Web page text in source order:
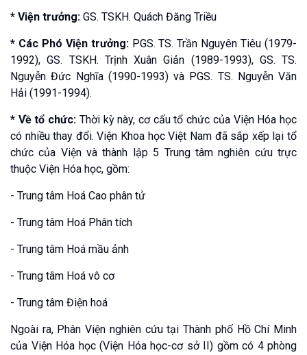
* Viện trưởng: GS. TSKH. Quách Đăng Triều
* Các Phó Viện trưởng:PGS. TS. Trần Nguyên Tiêu (1979-
1992), GS. TSKH. Trịnh Xuân Giản (1989-1993), GS. TS.
Nguyễn Đức Nghĩa (1990-1993) và PGS. TS. Nguyễn Văn
Hải (1991-1994).
* Về tổ chức: Thời kỳ này, cơ cấu tổ chức của Viện Hóa học
có nhiều thay đổi. Viện Khoa học Việt Nam đã sắp xếp lại tổ
chức của Viện và thành lập 5 Trung tâm nghiên cứu trực
thuộc Viện Hóa học, gồm:
- Trung tâm Hoá Cao phân tử
- Trung tâm Hoá Phân tích
- Trung tâm Hoá mầu ảnh
- Trung tâm Hoá vô cơ
- Trung tâm Điện hoá
Ngoài ra, Phân Viện nghiên cứu tại Thành phố Hồ Chí Minh
của Viện Hóa học (Viện Hóa học-cơ sở II) gồm có 4 phòng